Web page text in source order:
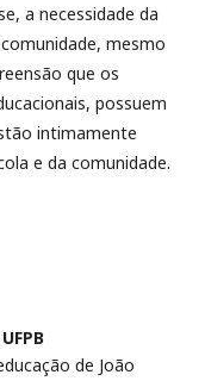
a necessidade da
mesmo
que os
possuem
intimamente
e da comunidade.
UFPB
de João